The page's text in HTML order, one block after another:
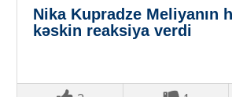
Nika Kupradze Meliyanın
kəskin reaksiya verdi